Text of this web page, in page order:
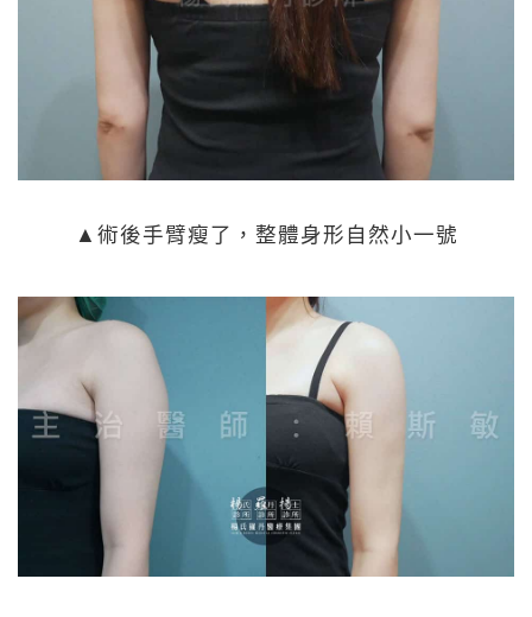
▲術後手臂瘦了，整體身形自然小一號